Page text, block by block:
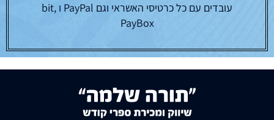
עובדים עם כל כרטיסי האשראי וגם PayPal ו bit,
PayBox